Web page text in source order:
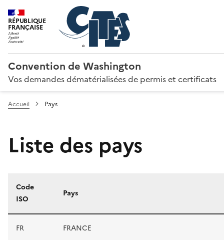
RÉPUBLIQUE
FRANÇAISE
Convention de Washington
Vos demandes dématérialisées de permis et certificats
Accueil Pays
Liste des pays
Liste des pays
Code
ISO
Pays
FR FRANCE